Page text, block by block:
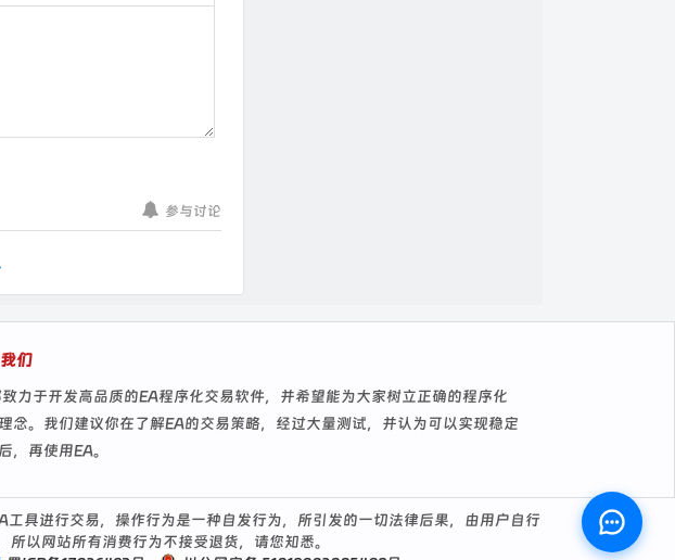
参与讨论
们
力于开发高品质的EA程序化交易软件，并希望能为大家树立正确的程序化
念。我们建议你在了解EA的交易策略，经过大量测试，并认为可以实现稳定
，再使用EA。
具进行交易，操作行为是一种自发行为，所引发的一切法律后果，由用户自行
以网站所有消费行为不接受退货，请您知悉。